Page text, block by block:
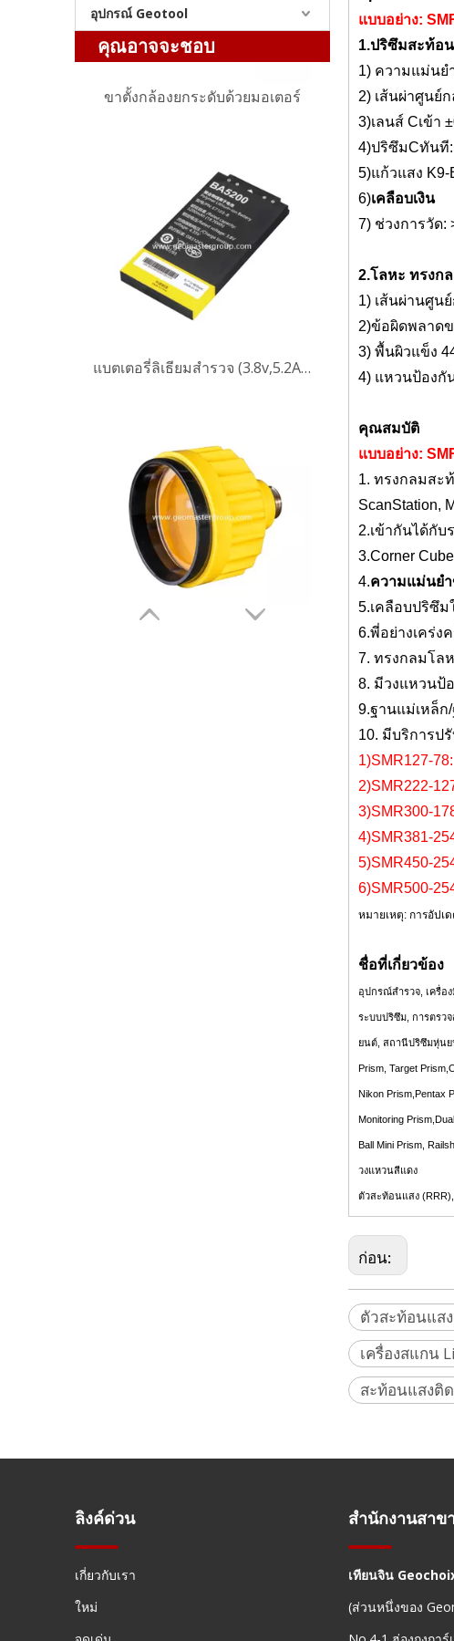
อุปกรณ์ Geotool
คุณอาจจะชอบ
ขาตั้งกล้องยกระดับด้วยมอเตอร์
ปริซึมกันน้ำ (5', เคลือบทองแดง)
แบบอย่าง:
1.ปริซึมสะท้อน
1) ความแม่นย
2) เส้นผ่าศูนย์
3)เลนส์ Cเข้า ±
4)ปริซึมCทันที
5)แก้วแสง K9-
6)เคลือบเงิน
7) ช่วงการวัด:
2.โลหะ ทรงก
1) เส้นผ่านศูน
2)ข้อผิดพลาด
3) พื้นผิวแข็ง
4) แหวนป้องกั
คุณสมบัติ
แบบอย่าง:
1. ทรงกลมสะ
ScanStation,
2.เข้ากันได้กับ
3.Corner
4.ความแม่นย
5.เคลือบปริซึม
6.พี่อย่างเคร่ง
7. ทรงกลมโล
8. มีวงแหวนป้
9.ฐานแม่เหล็ก
10. มีบริการป
1)SMR127-78:
2)SMR222-
3)SMR300-
4)SMR381-
5)SMR450-
6)SMR500-
หมายเหตุ: การอัปเ
ชื่อที่เกี่ยวข้อง
อุปกรณ์สำรวจ, เครื่อ
ระบบปริซึม, การตร
ยนต์, สถานีปริซึมหุ่นย
Prism, Target
Nikon Prism,Pentax
Monitoring
Ball Mini Prism,
วงแหวนสีแดง
ตัวสะท้อนแสง
ก่อน:
ตัวสะท้อนแส
เครื่องสแกน
สะท้อนแสงติ
ลิงค์ด่วน
เกี่ยวกับเรา
ใหม่
สำนักงานสาข
เทียนจิน
(ส่วนหนึ่งของ